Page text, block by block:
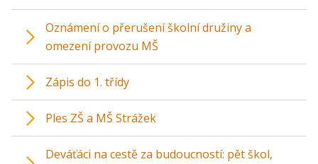
Oznámení o přerušení školní družiny a
omezení provozu MŠ
Zápis do 1. třídy
Ples ZŠ a MŠ Strážek
Deváťáci na cestě za budoucností: pět škol,